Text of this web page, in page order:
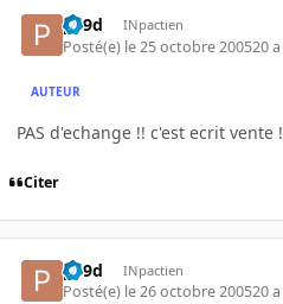
p19d INpactien
Posté(e) le 25 octobre 200520 a
AUTEUR
PAS d'echange !! c'est ecrit vente !
Citer
p19d INpactien
Posté(e) le 26 octobre 200520 a